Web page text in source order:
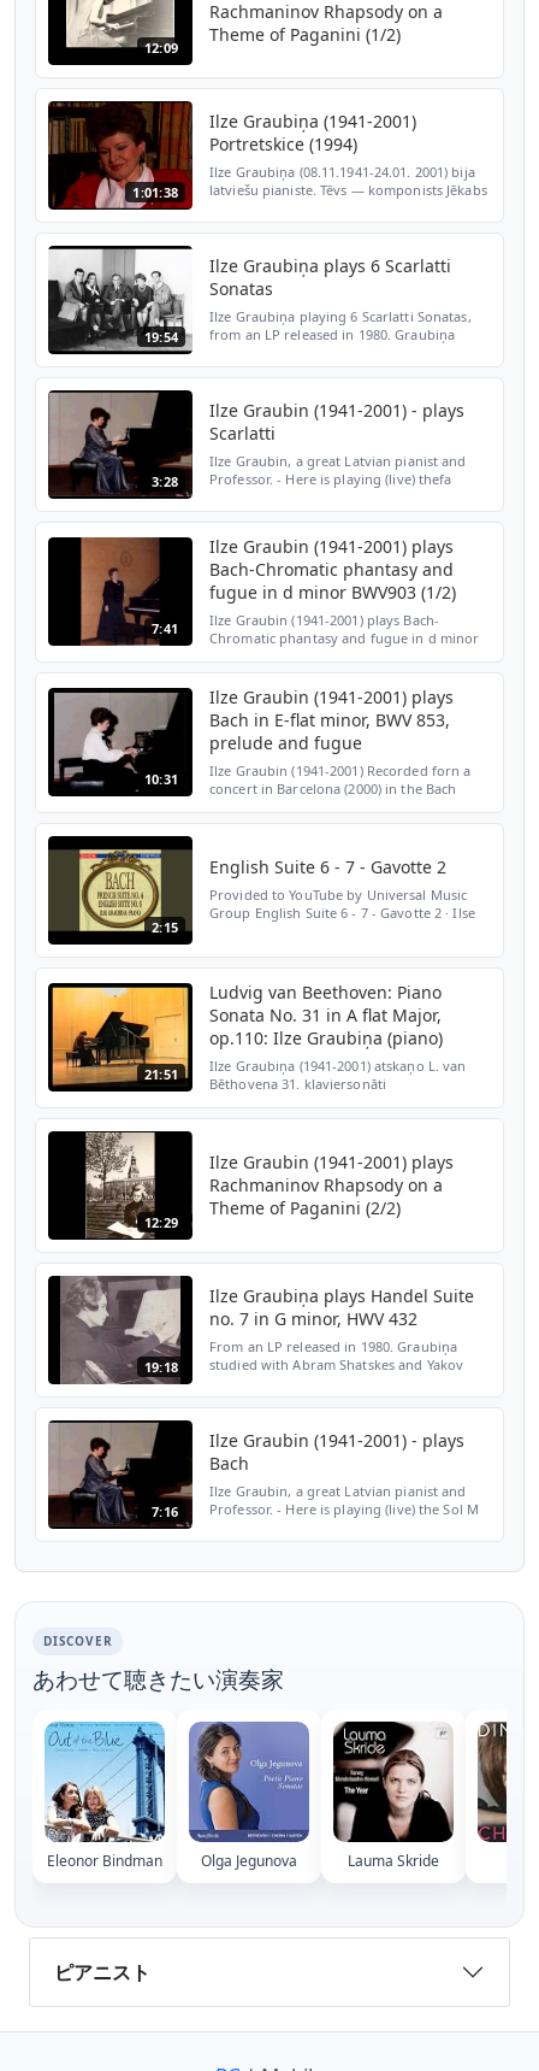
12:09
Rachmaninov Rhapsody on a
Theme of Paganini (1/2)
1:01:38
Ilze Graubiņa (1941-2001)
Portretskice (1994)
Ilze Graubiņa (08.11.1941-24.01. 2001) bija
latviešu pianiste. Tēvs — komponists Jēkabs
19:54
Ilze Graubiņa plays 6 Scarlatti
Sonatas
Ilze Graubiņa playing 6 Scarlatti Sonatas,
from an LP released in 1980. Graubiņa
3:28
Ilze Graubin (1941-2001) - plays
Scarlatti
Ilze Graubin, a great Latvian pianist and
Professor. - Here is playing (live) thefa
7:41
Ilze Graubin (1941-2001) plays
Bach-Chromatic phantasy and
fugue in d minor BWV903 (1/2)
Ilze Graubin (1941-2001) plays Bach-
Chromatic phantasy and fugue in d minor
10:31
Ilze Graubin (1941-2001) plays
Bach in E-flat minor, BWV 853,
prelude and fugue
Ilze Graubin (1941-2001) Recorded forn a
concert in Barcelona (2000) in the Bach
2:15
English Suite 6 - 7 - Gavotte 2
Provided to YouTube by Universal Music
Group English Suite 6 - 7 - Gavotte 2 · Ilse
21:51
Ludvig van Beethoven: Piano
Sonata No. 31 in A flat Major,
op.110: Ilze Graubiņa (piano)
Ilze Graubiņa (1941-2001) atskaņo L. van
Bēthovena 31. klaviersonāti
12:29
Ilze Graubin (1941-2001) plays
Rachmaninov Rhapsody on a
Theme of Paganini (2/2)
19:18
Ilze Graubiņa plays Handel Suite
no. 7 in G minor, HWV 432
From an LP released in 1980. Graubiņa
studied with Abram Shatskes and Yakov
7:16
Ilze Graubin (1941-2001) - plays
Bach
Ilze Graubin, a great Latvian pianist and
Professor. - Here is playing (live) the Sol M
DISCOVER
あわせて聴きたい演奏家
Eleonor Bindman Olga Jegunova Lauma Skride
ピアニスト